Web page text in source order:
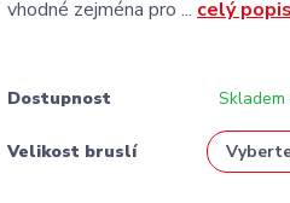
vhodné zejména pro ... celý popis
Dostupnost
Velikost bruslí